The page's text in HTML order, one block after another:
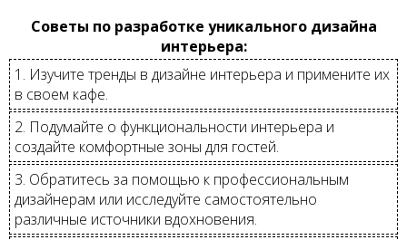
Советы по разработке уникального дизайна
интерьера:
1. Изучите тренды в дизайне интерьера и примените их
в своем кафе.
2. Подумайте о функциональности интерьера и
создайте комфортные зоны для гостей.
3. Обратитесь за помощью к профессиональным
дизайнерам или исследуйте самостоятельно
различные источники вдохновения.